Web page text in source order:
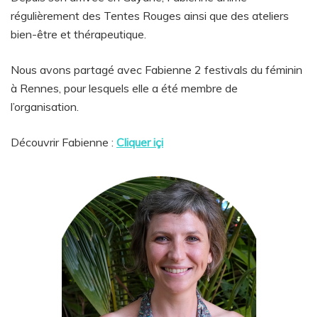
régulièrement des Tentes Rouges ainsi que des ateliers
bien-être et thérapeutique.
Nous avons partagé avec Fabienne 2 festivals du féminin
à Rennes, pour lesquels elle a été membre de
l’organisation.
Découvrir Fabienne : Cliquer içi